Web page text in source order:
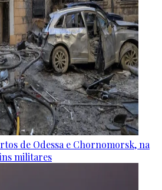
de Odessa e Chornomorsk, na
militares